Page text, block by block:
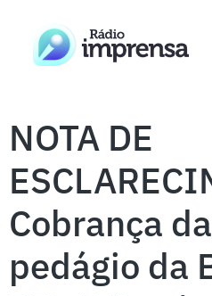
NOTA DE
Cobrança
pedágio da